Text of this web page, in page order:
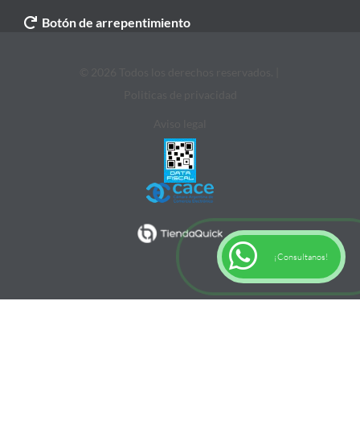
Botón de arrepentimiento
¡Consultanos!